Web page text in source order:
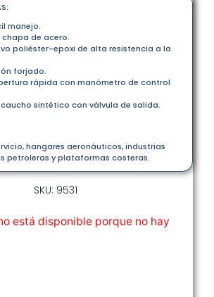
manejo.
chapa de acero.
poliéster-epoxi de alta resistencia a la
forjado.
rápida con manómetro de control
sintético con válvula de salida.
hangares aeronáuticos, industrias
petroleras y plataformas costeras.
SKU: 9531
está disponible porque no hay